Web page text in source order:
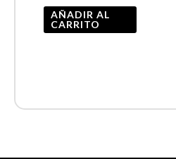
AÑADIR AL
CARRITO